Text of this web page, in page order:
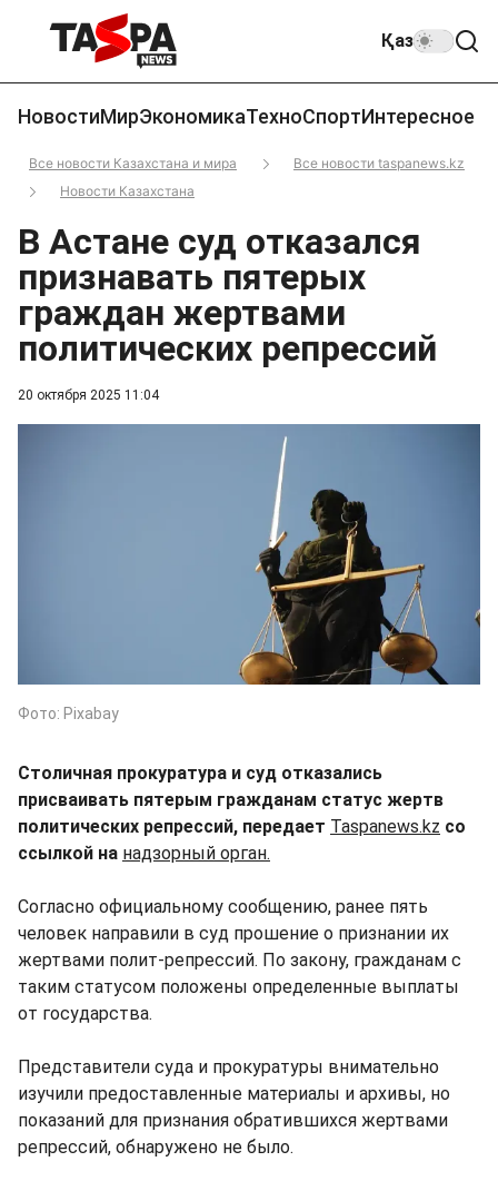
Қаз
НовостиМирЭкономикаТехноСпортИнтересное
Все новости Казахстана и мира
Все новости taspanews.kz
Новости Казахстана
20 октября 2025 11:04
В Астане суд отказался
признавать пятерых
граждан жертвами
политических репрессий
Фото: Pixabay
Столичная прокуратура и суд отказались
присваивать пятерым гражданам статус жертв
политических репрессий, передает Taspanews.kz со
ссылкой на надзорный орган.
Согласно официальному сообщению, ранее пять
человек направили в суд прошение о признании их
жертвами полит-репрессий. По закону, гражданам с
таким статусом положены определенные выплаты
от государства.
Представители суда и прокуратуры внимательно
изучили предоставленные материалы и архивы, но
показаний для признания обратившихся жертвами
репрессий, обнаружено не было.